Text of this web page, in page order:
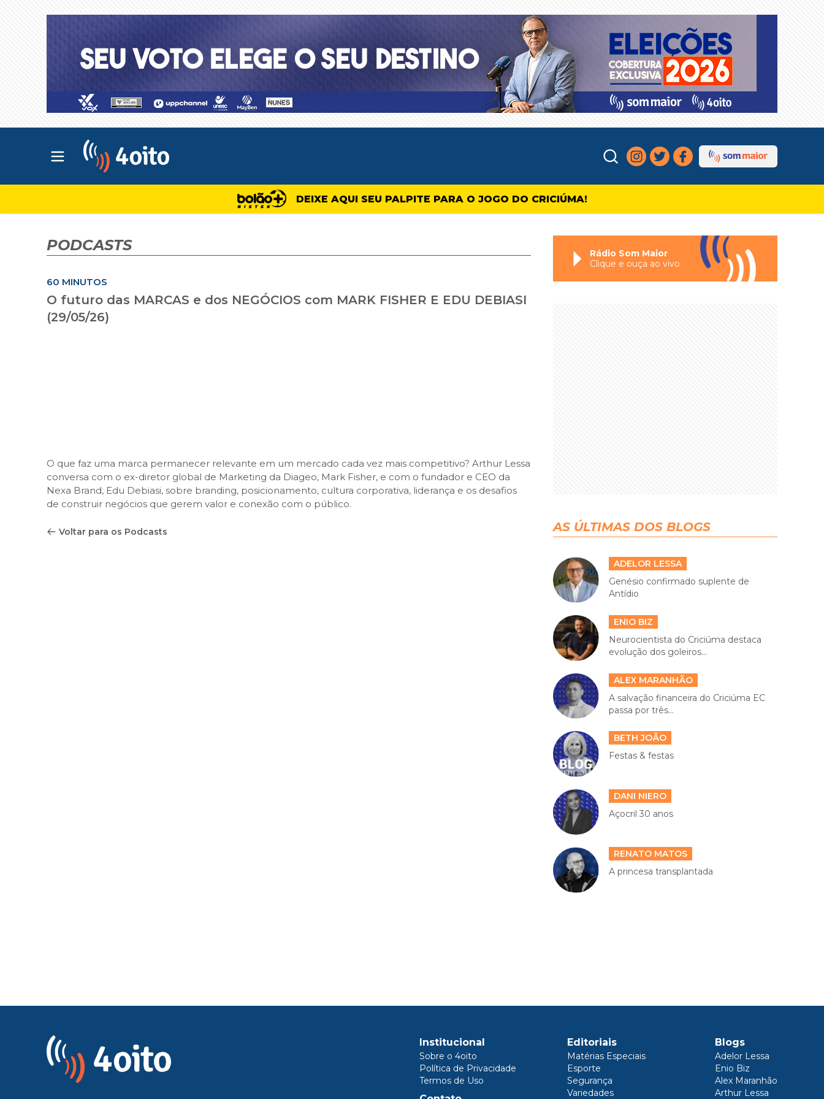
Abrir menu principal
DEIXE AQUI SEU PALPITE PARA O JOGO DO CRICIÚMA!
PODCASTS
60 MINUTOS
O futuro das MARCAS e dos NEGÓCIOS com MARK FISHER E EDU DEBIASI
(29/05/26)
O que faz uma marca permanecer relevante em um mercado cada vez mais competitivo? Arthur Lessa
conversa com o ex-diretor global de Marketing da Diageo, Mark Fisher, e com o fundador e CEO da
Nexa Brand, Edu Debiasi, sobre branding, posicionamento, cultura corporativa, liderança e os desafios
de construir negócios que gerem valor e conexão com o público.
Voltar para os Podcasts
Rádio Som Maior
Clique e ouça ao vivo
AS ÚLTIMAS DOS BLOGS
ADELOR LESSA
Genésio confirmado suplente de
Antídio
ENIO BIZ
Neurocientista do Criciúma destaca
evolução dos goleiros...
ALEX MARANHÃO
A salvação financeira do Criciúma EC
passa por três...
BETH JOÃO
Festas & festas
DANI NIERO
Açocril 30 anos
RENATO MATOS
A princesa transplantada
Institucional
Sobre o 4oito
Política de Privacidade
Termos de Uso
Editoriais
Matérias Especiais
Esporte
Segurança
Variedades
Blogs
Adelor Lessa
Enio Biz
Alex Maranhão
Arthur Lessa